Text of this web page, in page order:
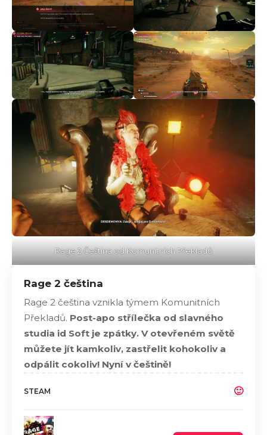
Rage 2 Čeština od Komunitních Překladů
Rage 2 čeština
Rage 2 čeština vznikla týmem Komunitních
Překladů. Post-apo střílečka od slavného
studia id Soft je zpátky. V otevřeném světě
můžete jít kamkoliv, zastřelit kohokoliv a
odpálit cokoliv! Nyní v češtině!
STEAM 🙂